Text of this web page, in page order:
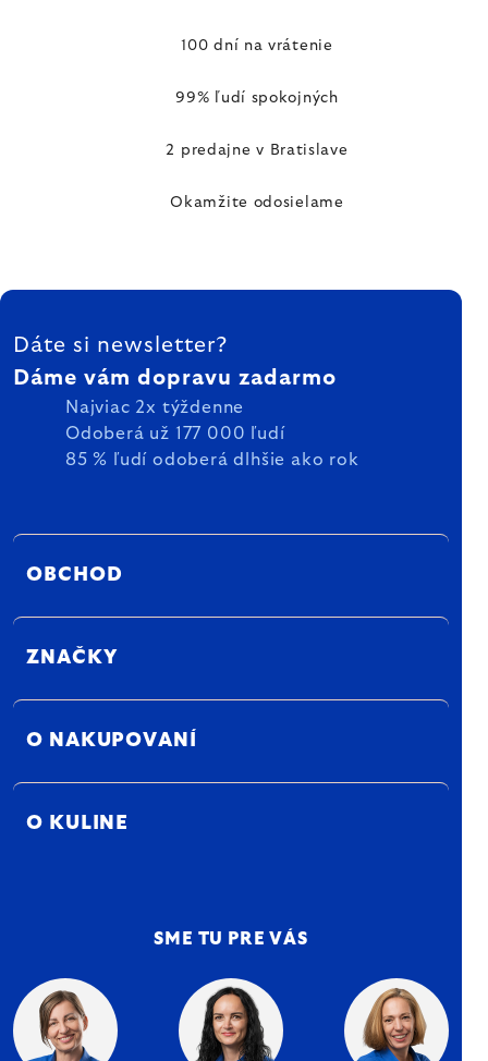
100 dní na vrátenie
99% ľudí spokojných
2 predajne v Bratislave
Okamžite odosielame
ZÁPÄTIE
Dáte si newsletter?
Dáme vám dopravu zadarmo
Najviac 2x týždenne
Odoberá už 177 000 ľudí
85 % ľudí odoberá dlhšie ako rok
OBCHOD
ZNAČKY
O NAKUPOVANÍ
O KULINE
SME TU PRE VÁS